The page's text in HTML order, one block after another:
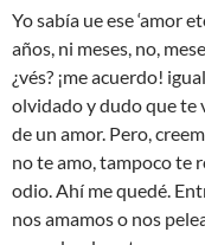
Yo sabía ue ese ‘amor
años, ni meses, no,
¿vés? ¡me acuerdo!
olvidado y dudo que te
de un amor. Pero,
no te amo, tampoco te
odio. Ahí me quedé.
nos amamos o nos